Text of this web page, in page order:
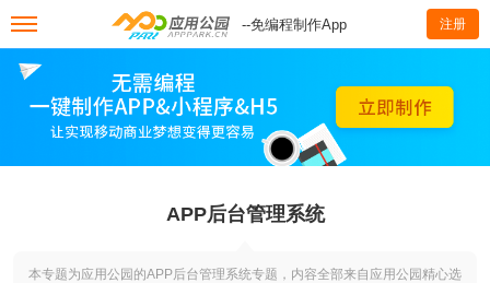
--免编程制作App 注册
APP后台管理系统
本专题为应用公园的APP后台管理系统专题，内容全部来自应用公园精心选